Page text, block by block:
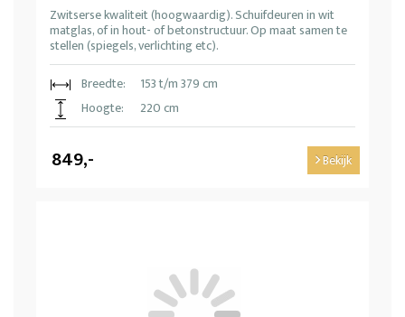
Zwitserse kwaliteit (hoogwaardig). Schuifdeuren in wit
matglas, of in hout- of betonstructuur. Op maat samen te
stellen (spiegels, verlichting etc).
Breedte:
153 t/m 379 cm
Hoogte:
220 cm
849,- Bekijk